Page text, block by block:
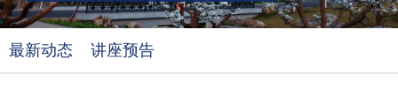
最新动态 讲座预告